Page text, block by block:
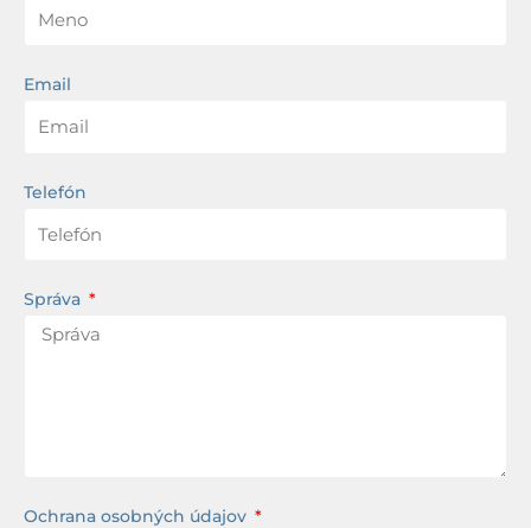
Email
Telefón
Správa
Ochrana osobných údajov